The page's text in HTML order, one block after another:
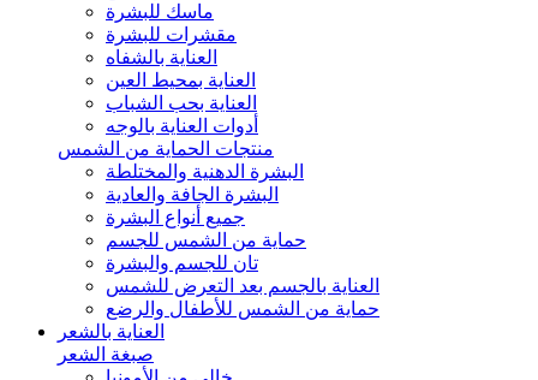
ماسك للبشرة
مقشرات للبشرة
العناية بالشفاه
العناية بمحيط العين
العناية بحب الشباب
أدوات العناية بالوجه
منتجات الحماية من الشمس
البشرة الدهنية والمختلطة
البشرة الجافة والعادية
جميع أنواع البشرة
حماية من الشمس للجسم
تان للجسم والبشرة
العناية بالجسم بعد التعرض للشمس
حماية من الشمس للأطفال والرضع
العناية بالشعر
صبغة الشعر